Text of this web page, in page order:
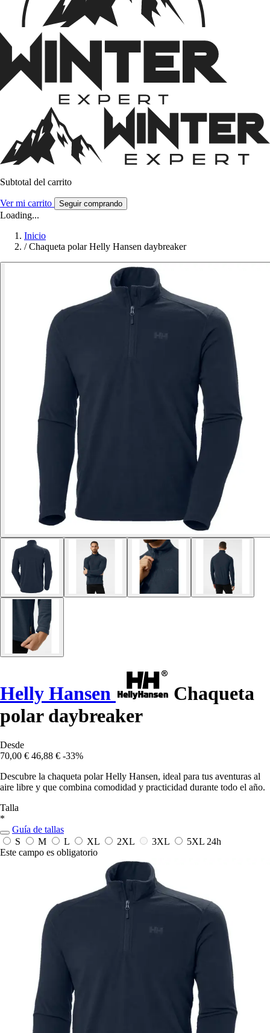
Subtotal del carrito
Ver mi carrito Seguir comprando
Loading...
Inicio
/ Chaqueta polar Helly Hansen daybreaker
Helly Hansen
Chaqueta
polar daybreaker
Desde
70,00 € 46,88 € -33%
Descubre la chaqueta polar Helly Hansen, ideal para tus aventuras al
aire libre y que combina comodidad y practicidad durante todo el año.
Talla
*
Guía de tallas
S
M L XL 2XL 3XL 5XL 24h
Este campo es obligatorio